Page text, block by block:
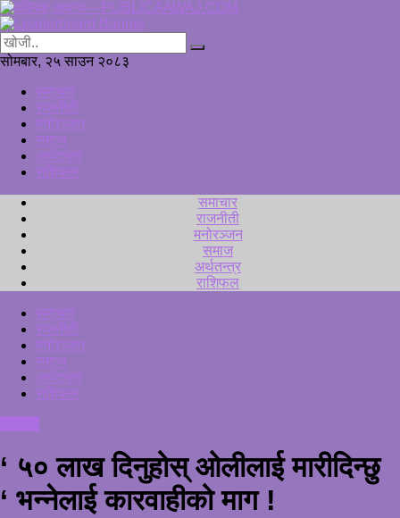
सोमबार, २५ साउन २०८३
समाचार
राजनीती
मनोरञ्जन
समाज
अर्थतन्त्र
राशिफल
समाचार
राजनीती
मनोरञ्जन
समाज
अर्थतन्त्र
राशिफल
समाचार
राजनीती
मनोरञ्जन
समाज
अर्थतन्त्र
राशिफल
‘ ५० लाख दिनुहोस् ओलीलाई मारीदिन्छु
‘ भन्नेलाई कारवाहीको माग !